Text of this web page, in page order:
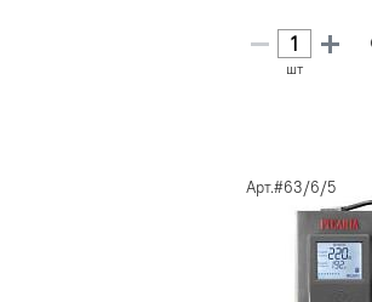
шт
Арт.#63/6/5